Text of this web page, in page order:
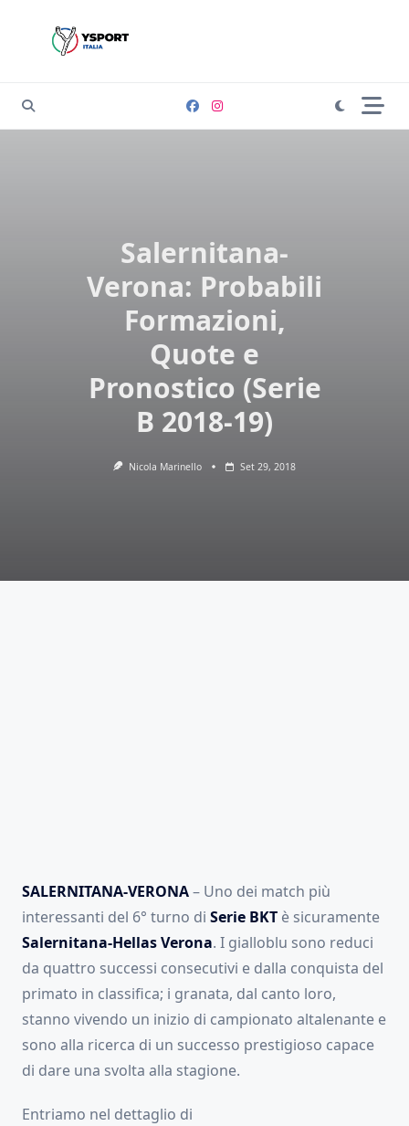
Salernitana-
Verona: Probabili
Formazioni,
Quote e
Pronostico (Serie
B 2018-19)
Nicola Marinello Set 29, 2018
SALERNITANA-VERONA– Uno dei match più
interessanti del 6° turno di Serie BKT è sicuramente
Salernitana-Hellas Verona. I gialloblu sono reduci
da quattro successi consecutivi e dalla conquista del
primato in classifica; i granata, dal canto loro,
stanno vivendo un inizio di campionato altalenante e
sono alla ricerca di un successo prestigioso capace
di dare una svolta alla stagione.
Entriamo nel dettaglio di